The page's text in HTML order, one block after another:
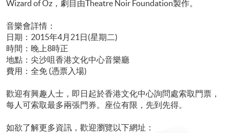
Wizard of Oz，劇目由Theatre Noir Foundation製作。
音樂會詳情：
日期：2015年4月21日(星期二)
時間：晚上8時正
地點：尖沙咀香港文化中心音樂廳
費用：全免 (憑票入場)
歡迎有興趣人士，即日起於香港文化中心詢問處索取門票，
每人可索取最多兩張門券。座位有限，先到先得。
如欲了解更多資訊，歡迎瀏覽以下網址：